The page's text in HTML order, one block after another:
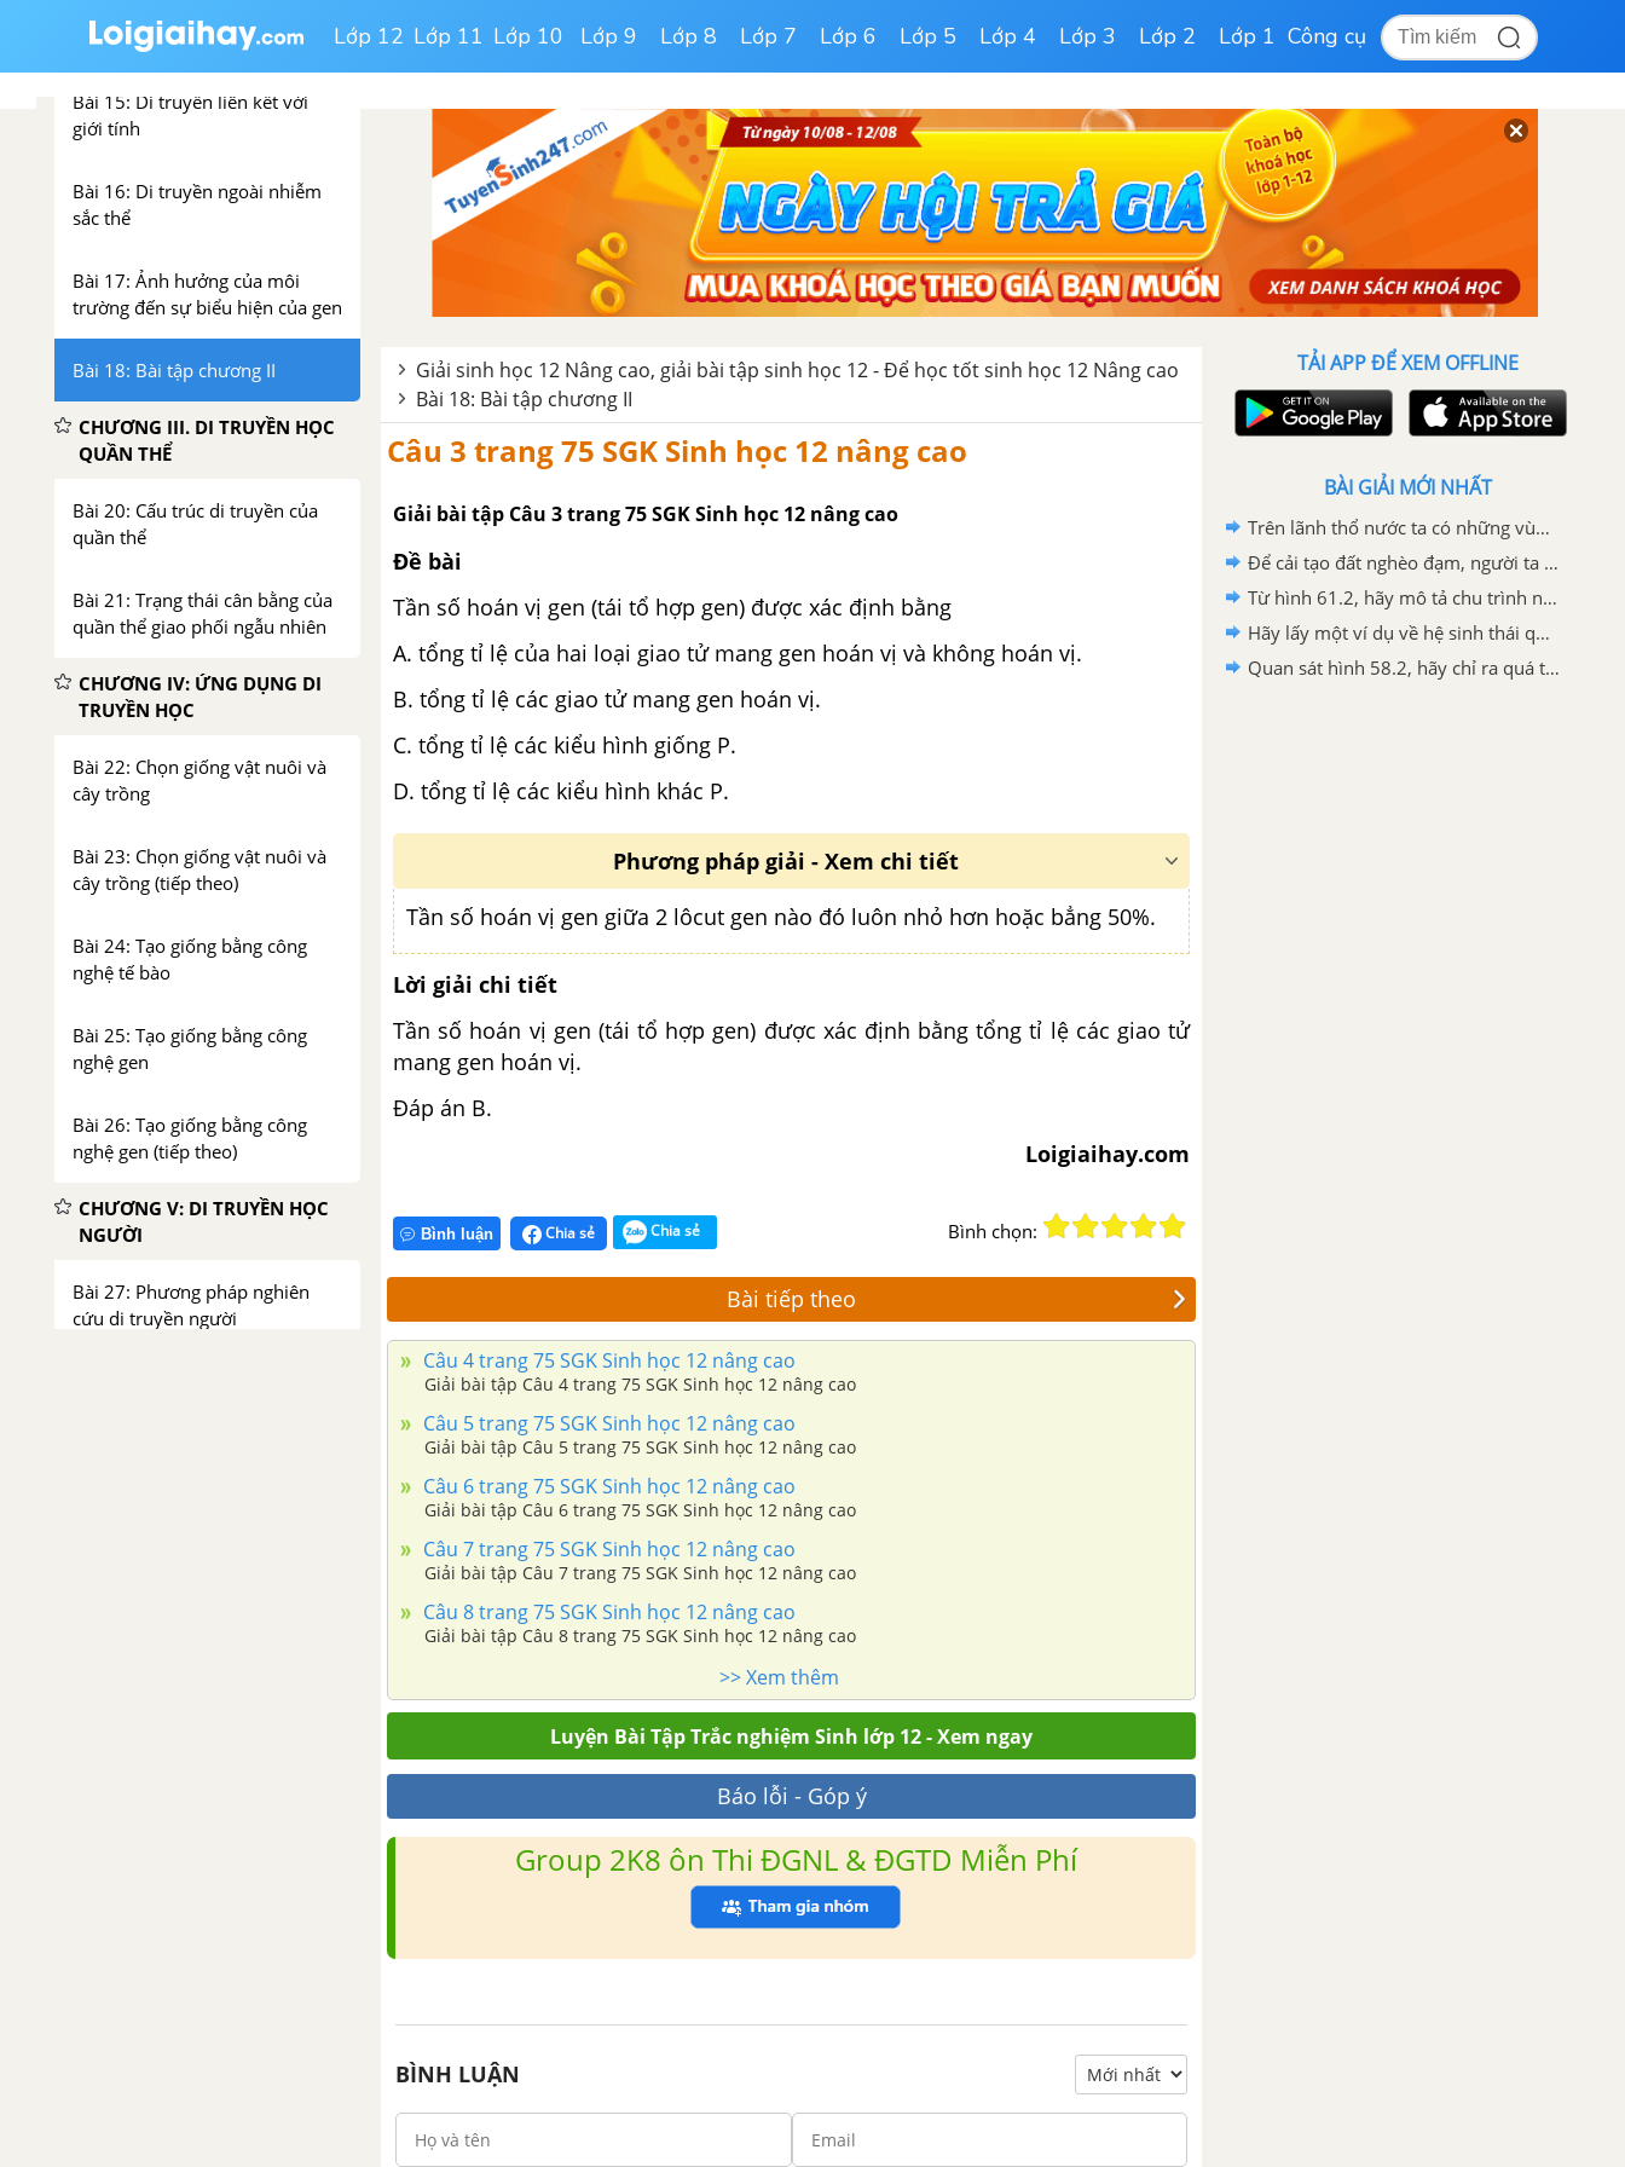
Lớp 12 Lớp 11 Lớp 10 Lớp 9 Lớp 8 Lớp 7 Lớp 6 Lớp 5 Lớp 4 Lớp 3 Lớp 2 Lớp 1 Công cụ
Bài 14: Di truyền và liên kết
Bài 15: Di truyền liên kết với
giới tính
Bài 16: Di truyền ngoài nhiễm
sắc thể
Bài 17: Ảnh hưởng của môi
trường đến sự biểu hiện của gen
Bài 18: Bài tập chương II
CHƯƠNG III. DI TRUYỀN HỌC
QUẦN THỂ
Bài 20: Cấu trúc di truyền của
quần thể
Bài 21: Trạng thái cân bằng của
quần thể giao phối ngẫu nhiên
CHƯƠNG IV: ỨNG DỤNG DI
TRUYỀN HỌC
Bài 22: Chọn giống vật nuôi và
cây trồng
Bài 23: Chọn giống vật nuôi và
cây trồng (tiếp theo)
Bài 24: Tạo giống bằng công
nghệ tế bào
Bài 25: Tạo giống bằng công
nghệ gen
Bài 26: Tạo giống bằng công
nghệ gen (tiếp theo)
CHƯƠNG V: DI TRUYỀN HỌC
NGƯỜI
Bài 27: Phương pháp nghiên
cứu di truyền người
Giải sinh học 12 Nâng cao, giải bài tập sinh học 12 - Để học tốt sinh học 12 Nâng cao
Bài 18: Bài tập chương II
Câu 3 trang 75 SGK Sinh học 12 nâng cao
Giải bài tập Câu 3 trang 75 SGK Sinh học 12 nâng cao
Đề bài
Tần số hoán vị gen (tái tổ hợp gen) được xác định bằng
A. tổng tỉ lệ của hai loại giao tử mang gen hoán vị và không hoán vị.
B. tổng tỉ lệ các giao tử mang gen hoán vị.
C. tổng tỉ lệ các kiểu hình giống P.
D. tổng tỉ lệ các kiểu hình khác P.
Phương pháp giải - Xem chi tiết
Tần số hoán vị gen giữa 2 lôcut gen nào đó luôn nhỏ hơn hoặc bẳng 50%.
Lời giải chi tiết
Tần số hoán vị gen (tái tổ hợp gen) được xác định bằng tổng tỉ lệ các giao tử
mang gen hoán vị.
Đáp án B.
Loigiaihay.com
Bình luận Chia sẻ Chia sẻ Bình chọn:
Bài tiếp theo
Câu 4 trang 75 SGK Sinh học 12 nâng cao
Giải bài tập Câu 4 trang 75 SGK Sinh học 12 nâng cao
Câu 5 trang 75 SGK Sinh học 12 nâng cao
Giải bài tập Câu 5 trang 75 SGK Sinh học 12 nâng cao
Câu 6 trang 75 SGK Sinh học 12 nâng cao
Giải bài tập Câu 6 trang 75 SGK Sinh học 12 nâng cao
Câu 7 trang 75 SGK Sinh học 12 nâng cao
Giải bài tập Câu 7 trang 75 SGK Sinh học 12 nâng cao
Câu 8 trang 75 SGK Sinh học 12 nâng cao
Giải bài tập Câu 8 trang 75 SGK Sinh học 12 nâng cao
>> Xem thêm
Luyện Bài Tập Trắc nghiệm Sinh lớp 12 - Xem ngay
Báo lỗi - Góp ý
Group 2K8 ôn Thi ĐGNL & ĐGTD Miễn Phí
BÌNH LUẬN
TẢI APP ĐỂ XEM OFFLINE
BÀI GIẢI MỚI NHẤT
Trên lãnh thổ nước ta có những vùng nào và những khoảng thời gian nào nhiều nước và khan hiếm nước?
Để cải tạo đất nghèo đạm, người ta thường trồng những cây nào đầu tiên hoặc trồng xen canh với các cây đang canh tác?
Từ hình 61.2, hãy mô tả chu trình nước trong thiên nhiên.
Hãy lấy một ví dụ về hệ sinh thái quanh nơi ở của mình và chỉ ra thành phần cấu trúc của nó.
Quan sát hình 58.2, hãy chỉ ra quá trình biến đổi của nền đáy, mực nước và sự thay thế của các quần xã sinh vật.